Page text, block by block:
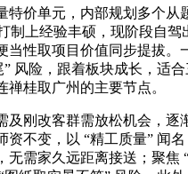
价单元，内部规划多个从
制上经验丰硕，现阶段自驾
当性取项目价值同步提拔。
” 风险，跟着板块成长，适
禅桂取广州的主要节点。
刚改客群需放松机会，逐
资不变，以 “精工质量” 闻
无需家久远距离接送；聚焦